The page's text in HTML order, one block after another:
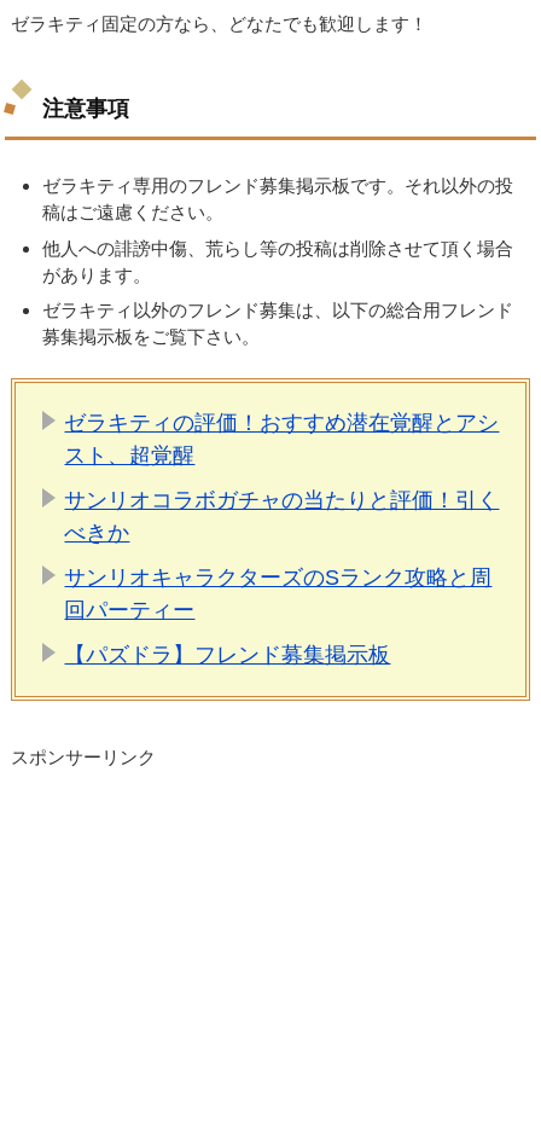
ゼラキティ固定の方なら、どなたでも歓迎します！
注意事項
ゼラキティ専用のフレンド募集掲示板です。それ以外の投
稿はご遠慮ください。
他人への誹謗中傷、荒らし等の投稿は削除させて頂く場合
があります。
ゼラキティ以外のフレンド募集は、以下の総合用フレンド
募集掲示板をご覧下さい。
ゼラキティの評価！おすすめ潜在覚醒とアシ
スト、超覚醒
サンリオコラボガチャの当たりと評価！引く
べきか
サンリオキャラクターズのSランク攻略と周
回パーティー
【パズドラ】フレンド募集掲示板
スポンサーリンク